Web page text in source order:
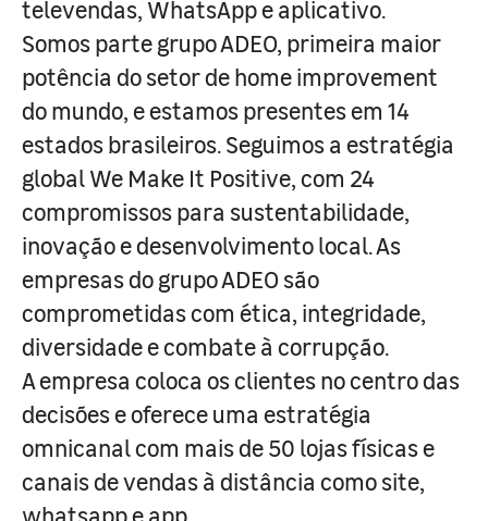
televendas, WhatsApp e aplicativo.
Somos parte grupo ADEO, primeira maior
potência do setor de home improvement
do mundo, e estamos presentes em 14
estados brasileiros. Seguimos a estratégia
global We Make It Positive, com 24
compromissos para sustentabilidade,
inovação e desenvolvimento local. As
empresas do grupo ADEO são
comprometidas com ética, integridade,
diversidade e combate à corrupção.
A empresa coloca os clientes no centro das
decisões e oferece uma estratégia
omnicanal com mais de 50 lojas físicas e
canais de vendas à distância como site,
whatsapp e app.